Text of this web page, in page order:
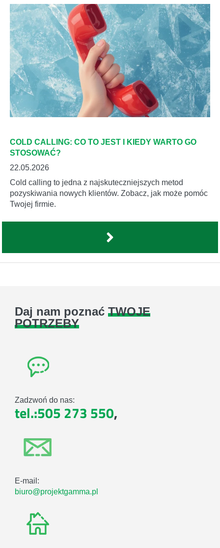
COLD CALLING: CO TO JEST I KIEDY WARTO GO
STOSOWAĆ?
22.05.2026
Cold calling to jedna z najskuteczniejszych metod
pozyskiwania nowych klientów. Zobacz, jak może pomóc
Twojej firmie.
Daj nam poznać TWOJE
POTRZEBY
Zadzwoń do nas:
tel.:505 273 550,
E-mail:
biuro@projektgamma.pl